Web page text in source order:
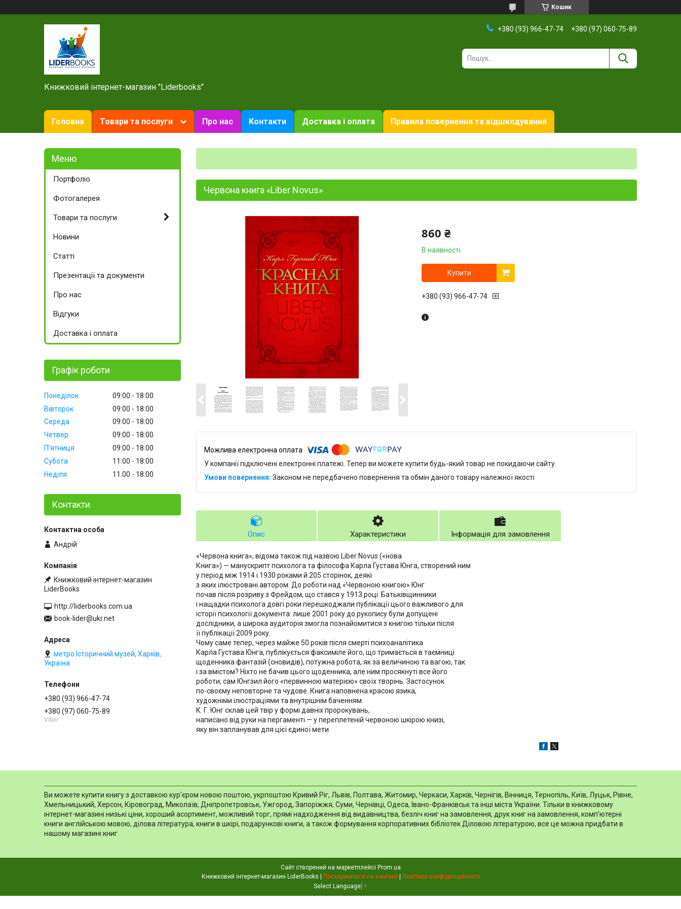
Кошик
Книжковий інтернет-магазин "Liderbooks"
+380 (93) 966-47-74 +380 (97) 060-75-89
Головна Товари та послуги Про нас Контакти Доставка і оплата Правила повернення та відшкодування
Червона книга «Liber Novus»
860 ₴
В наявності
Купити
+380 (93) 966-47-74
У компанії підключені електронні платежі. Тепер ви можете купити будь-який товар не покидаючи сайту.
Законом не передбачено повернення та обмін даного товару належної якості
Опис Характеристики Інформація для замовлення
«Червона книга», відома також під назвою Liber Novus («нова
Книга») — манускрипт психолога та філософа Карла Густава Юнга, створений ним
у період між 1914 і 1930 роками й 205 сторінок, деякі
з яких ілюстровані автором. До роботи над «Червоною книгою» Юнг
почав після розриву з Фрейдом, що стався у 1913 році. Батьківщинники
і нащадки психолога довгі роки перешкоджали публікації цього важливого для
історії психології документа: лише 2001 року до рукопису були допущені
дослідники, а широка аудиторія змогла познайомитися з книгою тільки після
її публікації 2009 року.
Чому саме тепер, через майже 50 років після смерті психоаналітика
Карла Густава Юнга, публікується факсиміле його, що тримається в таємниці
щоденника фантазій (сновидів), потужна робота, як за величиною та вагою, так
і за вмістом? Ніхто не бачив цього щоденника, але ним просякнуті все його
роботи, сам Юнгзил його «первинною матерією» своїх творінь. Застосунок
по-своєму неповторне та чудове. Книга наповнена красою язика,
художніми ілюстраціями та внутрішнім баченням.
К. Г. Юнг склав цей твір у формі давніх пророкувань,
написано від руки на пергаменті — у переплетеній червоною шкірою книзі,
яку він запланував для цієї єдиної мети
Портфоліо
Фотогалерея
Товари та послуги
Новини
Статті
Презентації та документи
Про нас
Відгуки
Доставка і оплата
Графік роботи
Понеділок 09:00
18:00
Вівторок
09:00
18:00
Середа
09:00
18:00
Четвер
09:00
18:00
Пʼятниця
09:00
18:00
Субота
11:00
18:00
Неділя
11:00 18:00
Контакти
Андрій
Книжковий інтернет-магазин
LiderBooks
http://liderbooks.com.ua
book-lider@ukr.net
метро Історичний музей, Харків,
Україна
+380 (93) 966-47-74
+380 (97) 060-75-89
Viber
Ви можете купити книгу з доставкою кур'єром новою поштою, укрпоштою Кривий Ріг, Львів, Полтава, Житомир, Черкаси, Харків, Чернігів, Вінниця, Тернопіль, Київ, Луцьк, Рівне,
Хмельницький, Херсон, Кіровоград, Миколаїв, Дніпропетровськ, Ужгород, Запоріжжя, Суми, Чернівці, Одеса, Івано-Франківськ та інші міста України. Тільки в книжковому
інтернет-магазині низькі ціни, хороший асортимент, можливий торг, прямі надходження від видавництва, безліч книг на замовлення, друк книг на замовлення, комп'ютерні
книги англійською мовою, ділова література, книги в шкірі, подарункові книги, а також формування корпоративних бібліотек Діловою літературою, все це можна придбати в
нашому магазині книг.
Сайт створений на маркетплейсі Prom.ua
Поскаржитися на контент
Політика конфіденційності
Select Language ▼